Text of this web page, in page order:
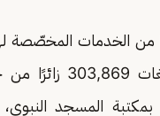
استفادوا من الخدمات
الأسبوع الماضي، كما بلغ عدد المستفيدين من
المتاحة بمكتبة المسجد